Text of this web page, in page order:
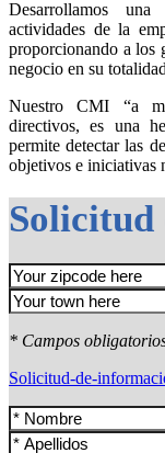
Desarrollamos
actividades de la
proporcionando a los
negocio en su
Nuestro CMI “a
directivos, es una
permite detectar las
objetivos e iniciativas
Solicitud
* Campos
Solicitud-de-